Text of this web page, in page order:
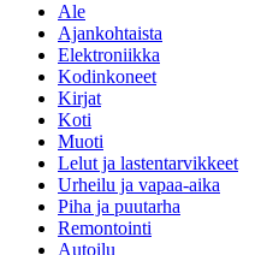
Ale
Ajankohtaista
Elektroniikka
Kodinkoneet
Kirjat
Koti
Muoti
Lelut ja lastentarvikkeet
Urheilu ja vapaa-aika
Piha ja puutarha
Remontointi
Autoilu